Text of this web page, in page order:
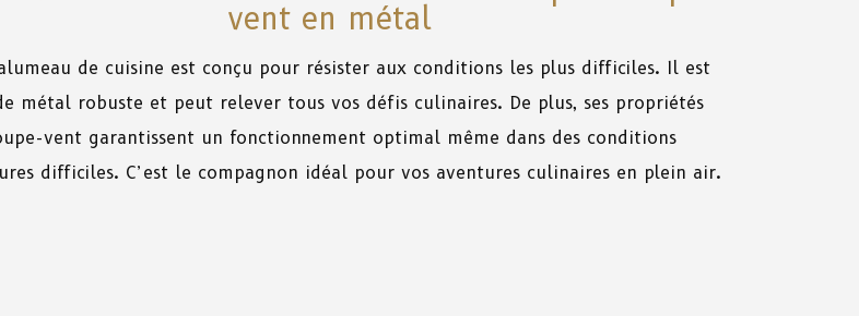
vent en métal
de cuisine est conçu pour résisteraux conditions les plus difficiles. Il est
métal robuste et peut relever tousvos défisculinaires. De plus, ses propriétés
vent garantissent un fonctionnement optimal même dans des conditions
difficiles. C’est le compagnon idéal pour vos aventures culinaires en plein air.